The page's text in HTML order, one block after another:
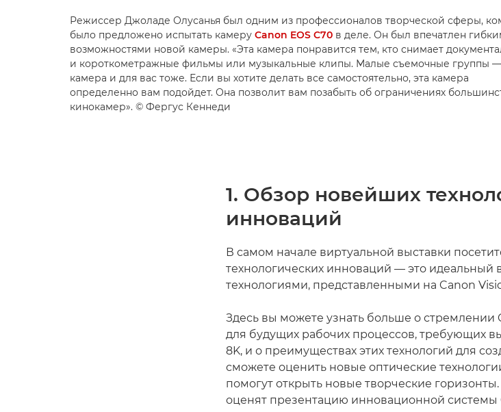
Режиссер Джоладе Олусанья был одним из профессионалов творческой сферы,
было предложено испытать камеру Canon EOS C70 в деле. Он был впечатлен
возможностями новой камеры. «Эта камера понравится тем, кто снимает
и короткометражные фильмы или музыкальные клипы. Малые съемочные группы —
камера и для вас тоже. Если вы хотите делать все самостоятельно, эта камера
определенно вам подойдет. Она позволит вам позабыть об ограничениях
кинокамер». © Фергус Кеннеди
1. Обзор новейших
инноваций
В самом начале виртуальной выставки
технологических инноваций — это идеальный
технологиями, представленными на Canon
Здесь вы можете узнать больше о стремлении
для будущих рабочих процессов, требующих
8K, и о преимуществах этих технологий для
сможете оценить новые оптические
помогут открыть новые творческие
оценят презентацию инновационной системы